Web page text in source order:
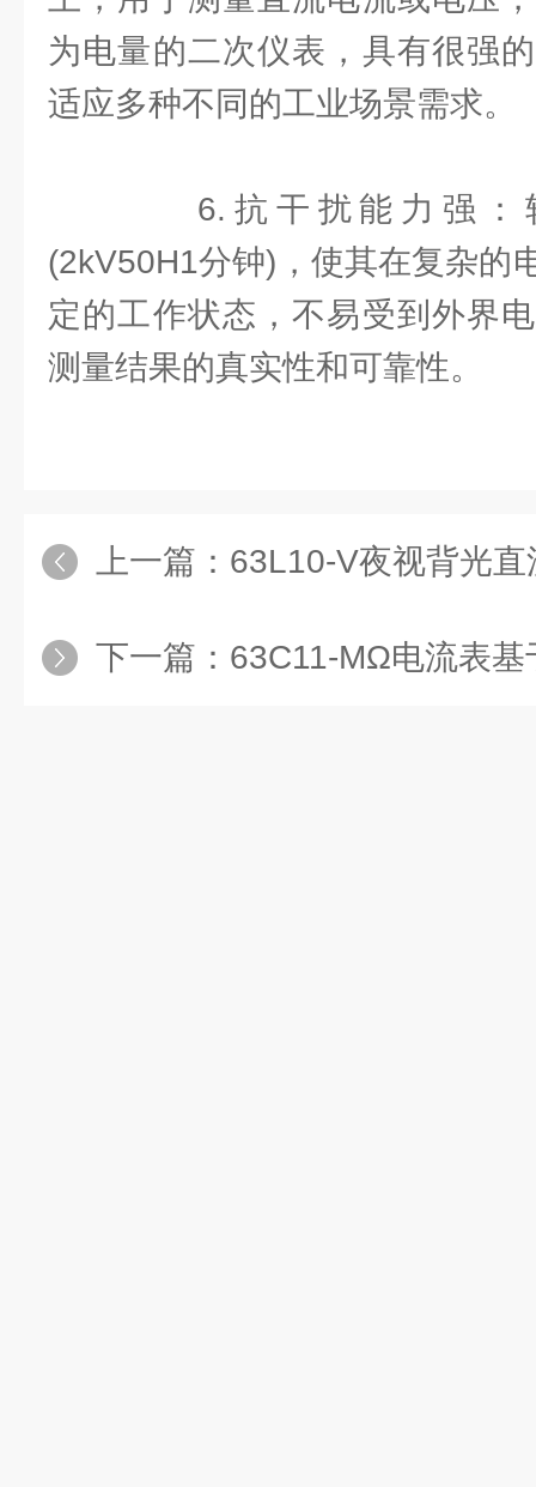
为电量的二次仪表，具有很强
适应多种不同的工业场景需求。
6.抗干扰能力强：
(2kV50H1分钟)，使其在复杂的
定的工作状态，不易受到外界
测量结果的真实性和可靠性。
上一篇： 63L10-V夜视背光直
下一篇： 63C11-MΩ电流表基